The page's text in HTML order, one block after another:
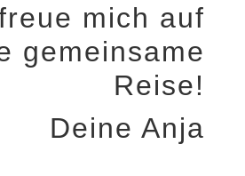
mich auf
gemeinsame
Reise!
Deine Anja